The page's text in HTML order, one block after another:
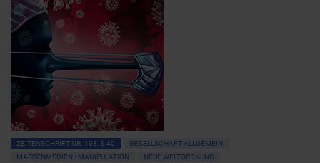
ZEITENSCHRIFT NR. 108, S.40
GESELLSCHAFT ALLGEMEIN
MASSENMEDIEN • MANIPULATION
NEUE WELTORDNUNG